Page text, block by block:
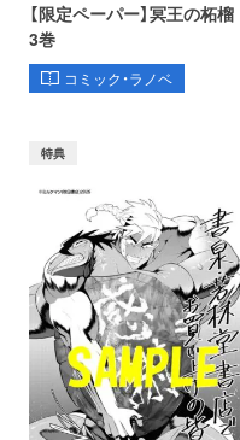
【限定ペーパー】冥王の柘榴
3巻
コミック・ラノベ
特典